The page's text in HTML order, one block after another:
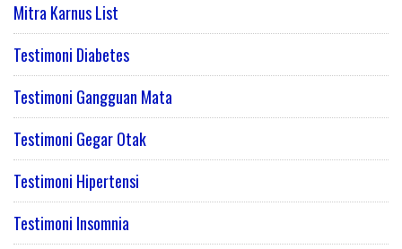
Mitra Karnus List
Testimoni Diabetes
Testimoni Gangguan Mata
Testimoni Gegar Otak
Testimoni Hipertensi
Testimoni Insomnia